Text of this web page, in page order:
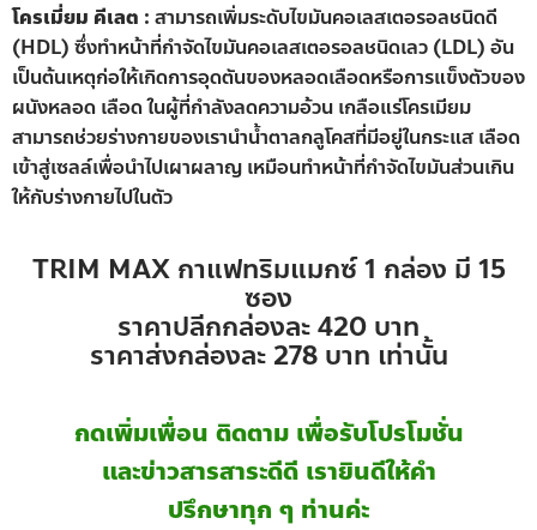
โครเมี่ยม คีเลต : สามารถเพิ่มระดับไขมันคอเลสเตอรอลชนิดดี
(HDL) ซึ่งทำหน้าที่กำจัดไขมันคอเลสเตอรอลชนิดเลว (LDL) อัน
เป็นต้นเหตุก่อให้เกิดการอุดตันของหลอดเลือดหรือการแข็งตัวของ
ผนังหลอด เลือด ในผู้ที่กำลังลดความอ้วน เกลือแร่โครเมียม
สามารถช่วยร่างกายของเรานำน้ำตาลกลูโคสที่มีอยู่ในกระแส เลือด
เข้าสู่เซลล์เพื่อนำไปเผาผลาญ เหมือนทำหน้าที่กำจัดไขมันส่วนเกิน
ให้กับร่างกายไปในตัว
TRIM MAX กาแฟทริมแมกซ์ 1 กล่อง มี 15
ซอง
ราคาปลีกกล่องละ 420 บาท
ราคาส่งกล่องละ 278 บาท เท่านั้น
กดเพิ่มเพื่อน ติดตาม เพื่อรับโปรโมชั่น
และข่าวสารสาระดีดี เรายินดีให้คำ
ปรึกษาทุก ๆ ท่านค่ะ